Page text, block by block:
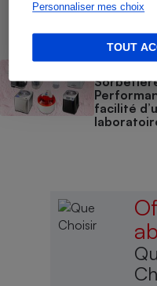
Personnaliser mes choix
TOUT
facilité